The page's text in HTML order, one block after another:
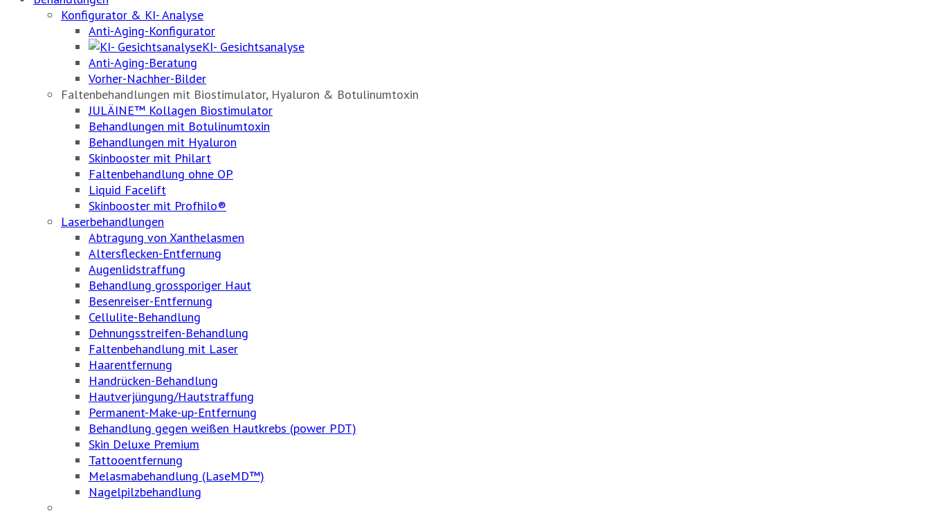
Konfigurator & KI- Analyse
Anti-Aging-Konfigurator
KI- Gesichtsanalyse
Anti-Aging-Beratung
Vorher-Nachher-Bilder
Faltenbehandlungen mit Biostimulator, Hyaluron & Botulinumtoxin
JULÄINE™ Kollagen Biostimulator
Behandlungen mit Botulinumtoxin
Behandlungen mit Hyaluron
Skinbooster mit Philart
Faltenbehandlung ohne OP
Liquid Facelift
Skinbooster mit Profhilo®
Laserbehandlungen
Abtragung von Xanthelasmen
Altersflecken-Entfernung
Augenlidstraffung
Behandlung grossporiger Haut
Besenreiser-Entfernung
Cellulite-Behandlung
Dehnungsstreifen-Behandlung
Faltenbehandlung mit Laser
Haarentfernung
Handrücken-Behandlung
Hautverjüngung/Hautstraffung
Permanent-Make-up-Entfernung
Behandlung gegen weißen Hautkrebs (power PDT)
Skin Deluxe Premium
Tattooentfernung
Melasmabehandlung (LaseMD™)
Nagelpilzbehandlung